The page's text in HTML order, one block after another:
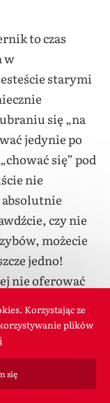
to czas
w
starymi
się „na
jedynie po
się” pod
nie
absolutnie
czy nie
możecie
jedno!
nie oferować
tę
Brzmi
ale i
banalnie
Korzystając ze
plików
się